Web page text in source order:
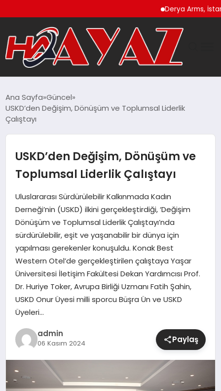
Derya Arms, İstanbul
DÜNYA
MAGAZIN
SAĞLIK
SIYASET
SPOR
TEKNOLOJI
Ana Sayfa Güncel
USKD’den Değişim, Dönüşüm ve Toplumsal Liderlik
Çalıştayı
USKD’den Değişim, Dönüşüm ve
Toplumsal Liderlik Çalıştayı
Uluslararası Sürdürülebilir Kalkınmada Kadın
Derneği’nin (USKD) ilkini gerçekleştirdiği, ‘Değişim
Dönüşüm ve Toplumsal Liderlik Çalıştayı’nda
sürdürülebilir, eşit ve yaşanabilir bir dünya için
yapılması gerekenler konuşuldu. Konak Best
Western Otel’de gerçekleştirilen çalıştaya Yaşar
Üniversitesi İletişim Fakültesi Dekan Yardımcısı Prof.
Dr. Huriye Toker, Avrupa Birliği Uzmanı Fatih Şahin,
USKD Onur Üyesi milli sporcu Büşra Ün ve USKD
Üyeleri…
admin
06 Kasım 2024 Paylaş